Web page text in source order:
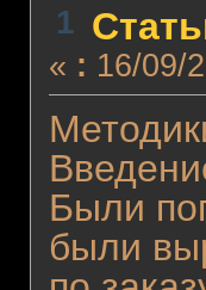
1
« : 16/09/
Были
были